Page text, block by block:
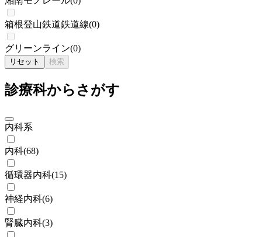
箱根登山鉄道鉄道線(0)
グリーンライン(0)
リセット 検索
診療科からさがす
内科系
内科(68)
循環器内科(15)
神経内科(6)
腎臓内科(3)